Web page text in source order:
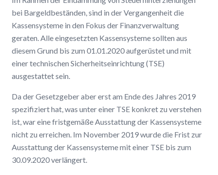
bei Bargeldbeständen, sind in der Vergangenheit die
Kassensysteme in den Fokus der Finanzverwaltung
geraten. Alle eingesetzten Kassensysteme sollten aus
diesem Grund bis zum 01.01.2020 aufgerüstet und mit
einer technischen Sicherheitseinrichtung (TSE)
ausgestattet sein.
Da der Gesetzgeber aber erst am Ende des Jahres 2019
spezifiziert hat, was unter einer TSE konkret zu verstehen
ist, war eine fristgemäße Ausstattung der Kassensysteme
nicht zu erreichen. Im November 2019 wurde die Frist zur
Ausstattung der Kassensysteme mit einer TSE bis zum
30.09.2020 verlängert.